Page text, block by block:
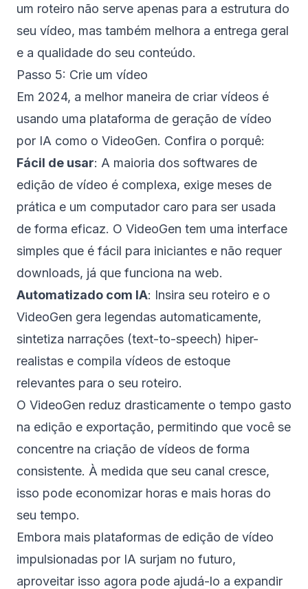
um roteiro não serve apenas para a estrutura do
seu vídeo, mas também melhora a entrega geral
e a qualidade do seu conteúdo.
Passo 5: Crie um vídeo
Em 2024, a melhor maneira de criar vídeos é
usando uma plataforma de geração de vídeo
por IA como o VideoGen. Confira o porquê:
Fácil de usar: A maioria dos softwares de
edição de vídeo é complexa, exige meses de
prática e um computador caro para ser usada
de forma eficaz. O VideoGen tem uma interface
simples que é fácil para iniciantes e não requer
downloads, já que funciona na web.
Automatizado com IA: Insira seu roteiro e o
VideoGen gera legendas automaticamente,
sintetiza narrações (text-to-speech) hiper-
realistas e compila vídeos de estoque
relevantes para o seu roteiro.
O VideoGen reduz drasticamente o tempo gasto
na edição e exportação, permitindo que você se
concentre na criação de vídeos de forma
consistente. À medida que seu canal cresce,
isso pode economizar horas e mais horas do
seu tempo.
Embora mais plataformas de edição de vídeo
impulsionadas por IA surjam no futuro,
aproveitar isso agora pode ajudá-lo a expandir